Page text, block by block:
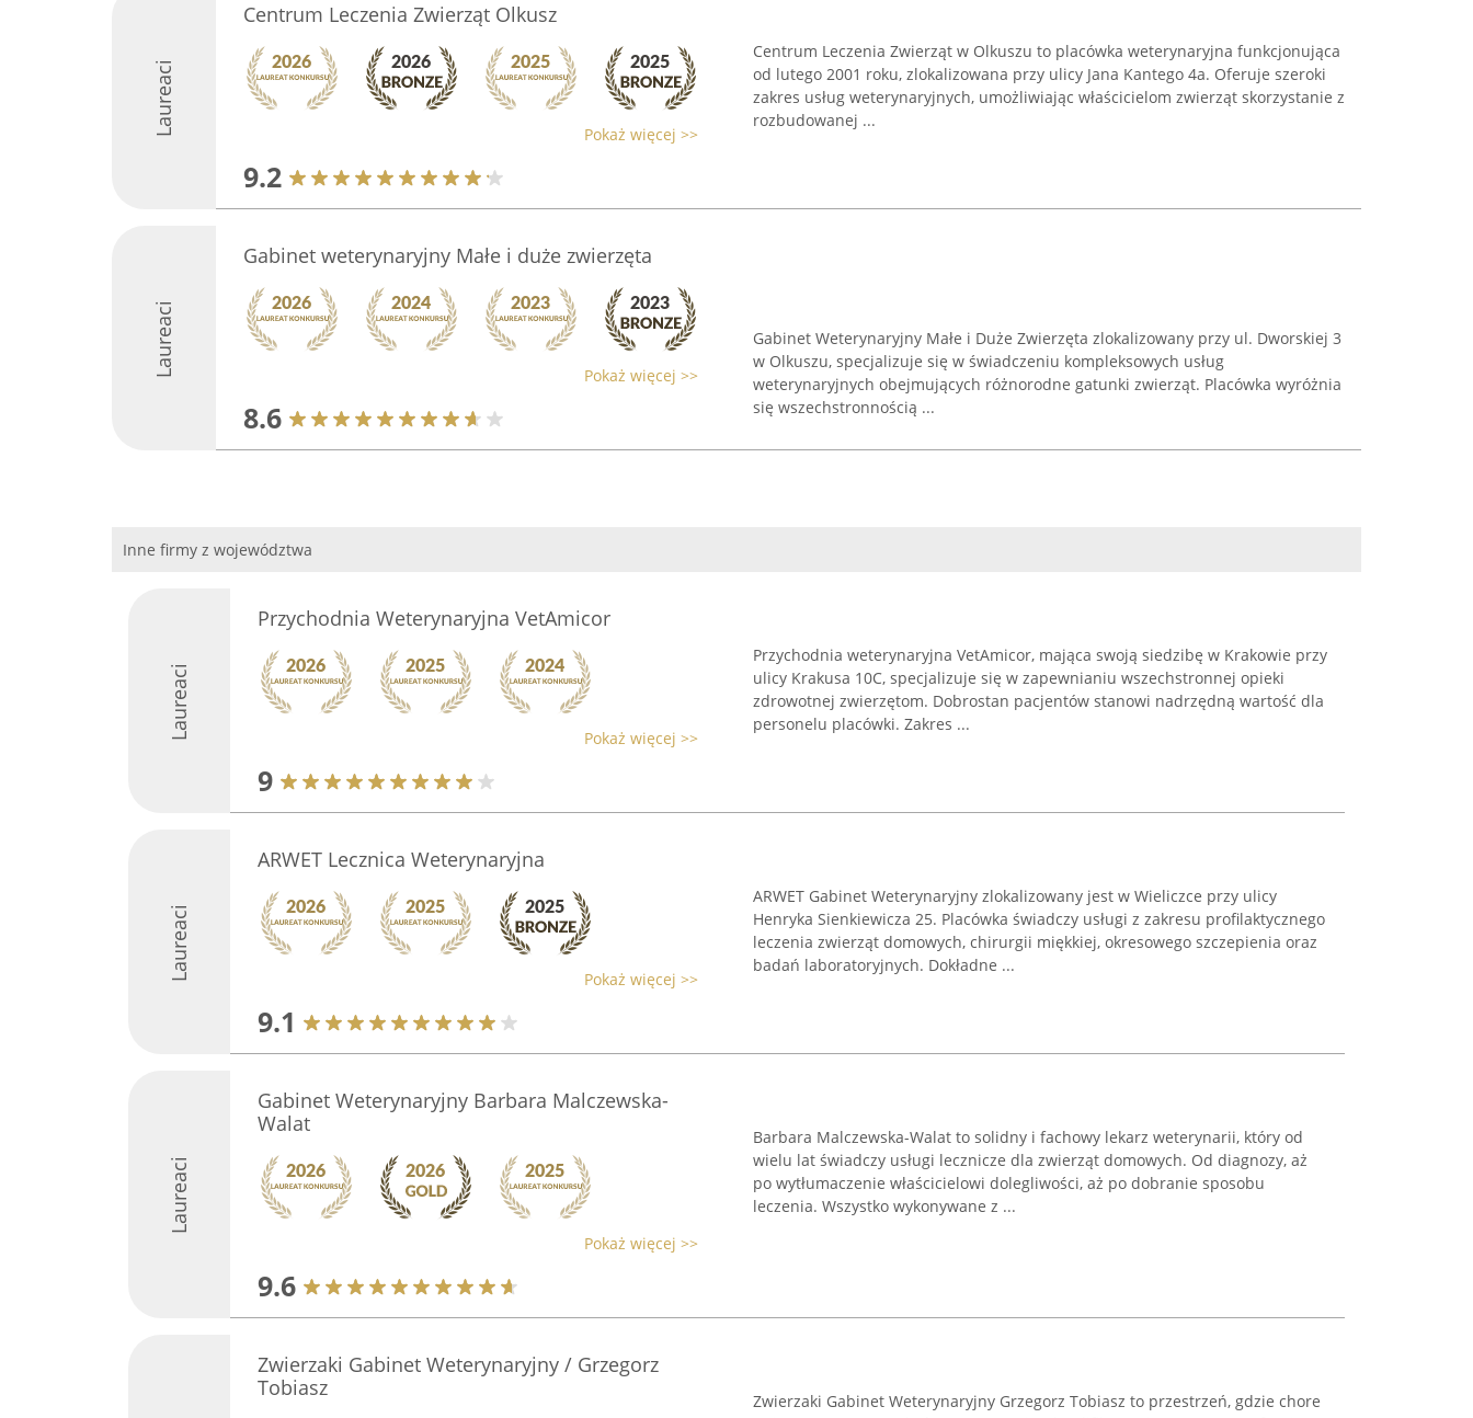
Laureaci
Centrum Leczenia Zwierząt Olkusz
Pokaż więcej >>
9.2
Centrum Leczenia Zwierząt w Olkuszu to placówka weterynaryjna funkcjonująca
od lutego 2001 roku, zlokalizowana przy ulicy Jana Kantego 4a. Oferuje szeroki
zakres usług weterynaryjnych, umożliwiając właścicielom zwierząt skorzystanie z
rozbudowanej ...
Laureaci
Gabinet weterynaryjny Małe i duże zwierzęta
Pokaż więcej >>
8.6
Gabinet Weterynaryjny Małe i Duże Zwierzęta zlokalizowany przy ul. Dworskiej 3
w Olkuszu, specjalizuje się w świadczeniu kompleksowych usług
weterynaryjnych obejmujących różnorodne gatunki zwierząt. Placówka wyróżnia
się wszechstronnością ...
Inne firmy z województwa
Laureaci
Przychodnia Weterynaryjna VetAmicor
Pokaż więcej >>
9
Przychodnia weterynaryjna VetAmicor, mająca swoją siedzibę w Krakowie przy
ulicy Krakusa 10C, specjalizuje się w zapewnianiu wszechstronnej opieki
zdrowotnej zwierzętom. Dobrostan pacjentów stanowi nadrzędną wartość dla
personelu placówki. Zakres ...
Laureaci
ARWET Lecznica Weterynaryjna
Pokaż więcej >>
9.1
ARWET Gabinet Weterynaryjny zlokalizowany jest w Wieliczce przy ulicy
Henryka Sienkiewicza 25. Placówka świadczy usługi z zakresu profilaktycznego
leczenia zwierząt domowych, chirurgii miękkiej, okresowego szczepienia oraz
badań laboratoryjnych. Dokładne ...
Laureaci
Gabinet Weterynaryjny Barbara Malczewska-
Walat
Pokaż więcej >>
9.6
Barbara Malczewska-Walat to solidny i fachowy lekarz weterynarii, który od
wielu lat świadczy usługi lecznicze dla zwierząt domowych. Od diagnozy, aż
po wytłumaczenie właścicielowi dolegliwości, aż po dobranie sposobu
leczenia. Wszystko wykonywane z ...
Zwierzaki Gabinet Weterynaryjny / Grzegorz
Tobiasz
Zwierzaki Gabinet Weterynaryjny Grzegorz Tobiasz to przestrzeń, gdzie chore